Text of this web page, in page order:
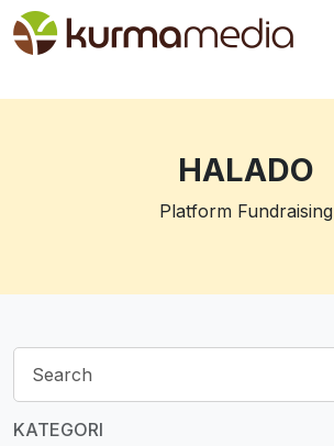
HALADO
Platform Fundraising
KATEGORI